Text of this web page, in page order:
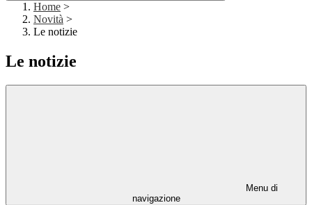
Home >
Novità >
Le notizie
Le notizie
Menu di
navigazione